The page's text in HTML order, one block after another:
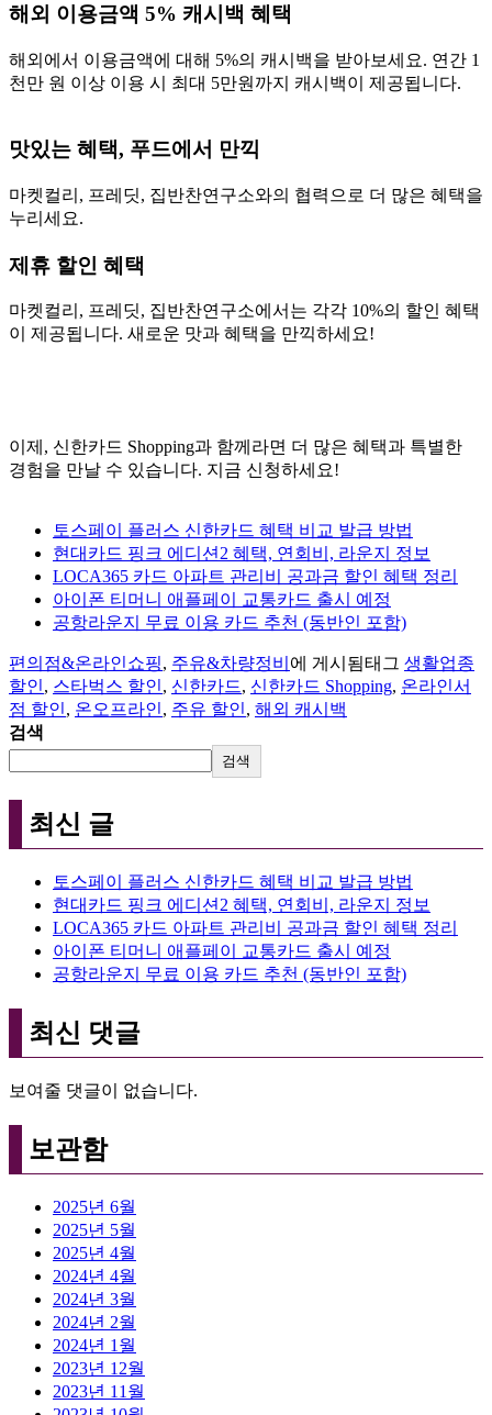
해외 이용금액 5% 캐시백 혜택
해외에서 이용금액에 대해 5%의 캐시백을 받아보세요. 연간 1
천만 원 이상 이용 시 최대 5만원까지 캐시백이 제공됩니다.
맛있는 혜택, 푸드에서 만끽
마켓컬리, 프레딧, 집반찬연구소와의 협력으로 더 많은 혜택을
누리세요.
제휴 할인 혜택
마켓컬리, 프레딧, 집반찬연구소에서는 각각 10%의 할인 혜택
이 제공됩니다. 새로운 맛과 혜택을 만끽하세요!
이제, 신한카드 Shopping과 함께라면 더 많은 혜택과 특별한
경험을 만날 수 있습니다. 지금 신청하세요!
토스페이 플러스 신한카드 혜택 비교 발급 방법
현대카드 핑크 에디션2 혜택, 연회비, 라운지 정보
LOCA365 카드 아파트 관리비 공과금 할인 혜택 정리
아이폰 티머니 애플페이 교통카드 출시 예정
공항라운지 무료 이용 카드 추천 (동반인 포함)
편의점&온라인쇼핑, 주유&차량정비 에 게시됨태그 생활업종
할인, 스타벅스 할인, 신한카드, 신한카드 Shopping, 온라인서
점 할인, 온오프라인, 주유 할인, 해외 캐시백
검색
검색
최신 글
토스페이 플러스 신한카드 혜택 비교 발급 방법
현대카드 핑크 에디션2 혜택, 연회비, 라운지 정보
LOCA365 카드 아파트 관리비 공과금 할인 혜택 정리
아이폰 티머니 애플페이 교통카드 출시 예정
공항라운지 무료 이용 카드 추천 (동반인 포함)
최신 댓글
보여줄 댓글이 없습니다.
보관함
2025년 6월
2025년 5월
2025년 4월
2024년 4월
2024년 3월
2024년 2월
2024년 1월
2023년 12월
2023년 11월